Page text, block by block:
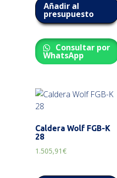
Añadir al
presupuesto
Consultar por
WhatsApp
Caldera Wolf FGB-K
28
1.505,91€